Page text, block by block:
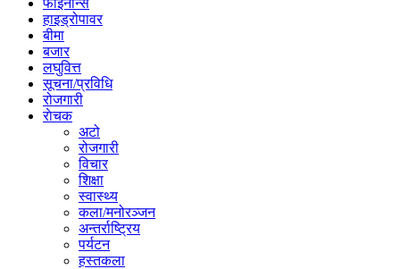
फाइनान्स
हाइड्रोपावर
बीमा
बजार
लघुवित्त
सूचना/प्रविधि
रोजगारी
राेचक
अटो
रोजगारी
विचार
शिक्षा
स्वास्थ्य
कला/मनोरञ्जन
अन्तर्राष्ट्रिय
पर्यटन
हस्तकला